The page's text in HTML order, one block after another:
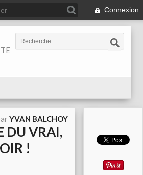
Connexion
YVAN BALCHOY
DU VRAI,
!